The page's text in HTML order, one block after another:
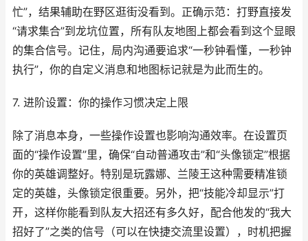
忙”，结果辅助在野区逛街没看到。正确示范：打野直接发
“请求集合”到龙坑位置，所有队友地图上都会看到这个显眼
的集合信号。记住，局内沟通要追求“一秒钟看懂，一秒钟
执行”，你的自定义消息和地图标记就是为此而生的。
7. 进阶设置：你的操作习惯决定上限
除了消息本身，一些操作设置也影响沟通效率。在设置页
面的“操作设置”里，确保“自动普通攻击”和“头像锁定”根据
你的英雄调整好。特别是玩露娜、兰陵王这种需要精准锁
定的英雄，头像锁定很重要。另外，把“技能冷却显示”打
开，这样你能看到队友大招还有多久好，配合他发的“我大
招好了”之类的信号（可以在快捷交流里设置），时机把握